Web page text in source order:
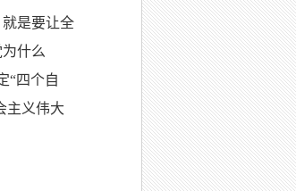
是要让全
什么
“四个自
主义伟大